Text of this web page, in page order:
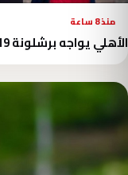
منذ 8 ساعة
الأهلي يواجه برشلونة 19 أغسطس في كأس خوان جامبر 2026